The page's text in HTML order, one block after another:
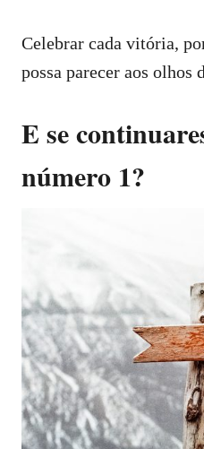
Celebrar cada vitória,
possa parecer aos olhos
E se
número 1?